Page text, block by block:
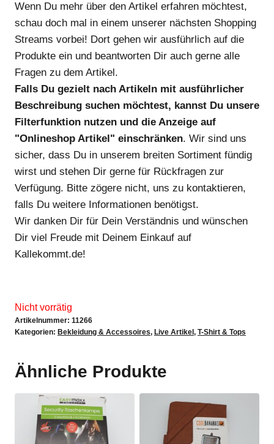
Wenn Du mehr über den Artikel erfahren möchtest,
schau doch mal in einem unserer nächsten Shopping
Streams vorbei! Dort gehen wir ausführlich auf die
Produkte ein und beantworten Dir auch gerne alle
Fragen zu dem Artikel.
Falls Du gezielt nach Artikeln mit ausführlicher
Beschreibung suchen möchtest, kannst Du unsere
Filterfunktion nutzen und die Anzeige auf
"Onlineshop Artikel" einschränken. Wir sind uns
sicher, dass Du in unserem breiten Sortiment fündig
wirst und stehen Dir gerne für Rückfragen zur
Verfügung. Bitte zögere nicht, uns zu kontaktieren,
falls Du weitere Informationen benötigst.
Wir danken Dir für Dein Verständnis und wünschen
Dir viel Freude mit Deinem Einkauf auf
Kallekommt.de!
Nicht vorrätig
Artikelnummer: 11266
Kategorien: Bekleidung & Accessoires, Live Artikel , T-Shirt & Tops
Ähnliche Produkte